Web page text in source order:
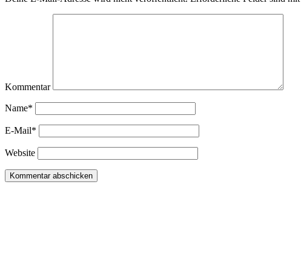
Kommentar
Name*
E-Mail*
Website